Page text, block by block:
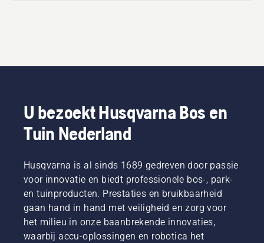
U bezoekt Husqvarna Bos en
Tuin Nederland
Husqvarna is al sinds 1689 gedreven door passie
voor innovatie en biedt professionele bos-, park-
en tuinproducten. Prestaties en bruikbaarheid
gaan hand in hand met veiligheid en zorg voor
het milieu in onze baanbrekende innovaties,
waarbij accu-oplossingen en robotica het